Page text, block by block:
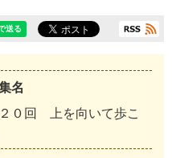
名
０回 上を向いて歩こ